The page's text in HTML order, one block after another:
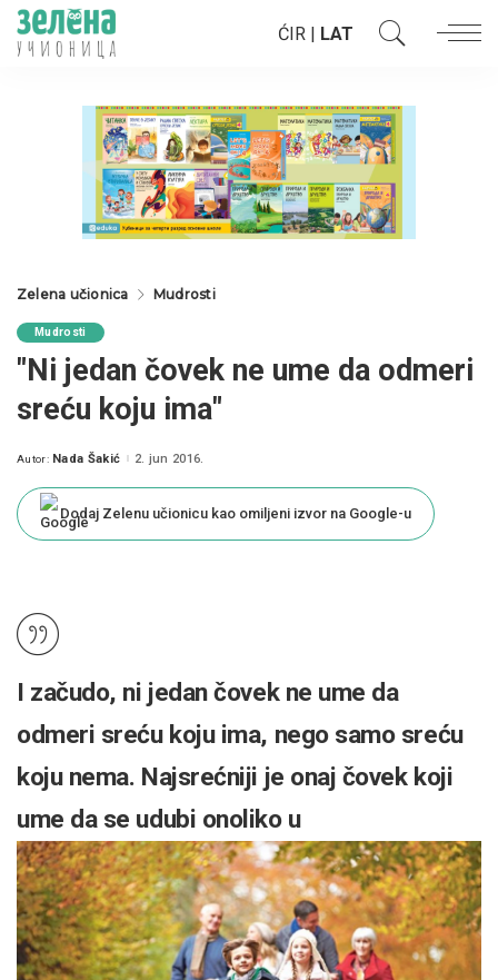
ĆIR | LAT
Zelena učionica Mudrosti
Mudrosti
"Ni jedan čovek ne ume da odmeri
sreću koju ima"
Posted
Autor: Nada Šakić 2. jun 2016.
Dodaj Zelenu učionicu kao omiljeni izvor na Google-u
I začudo, ni jedan čovek ne ume da
odmeri sreću koju ima, nego samo sreću
koju nema. Najsrećniji je onaj čovek koji
ume da se udubi onoliko u